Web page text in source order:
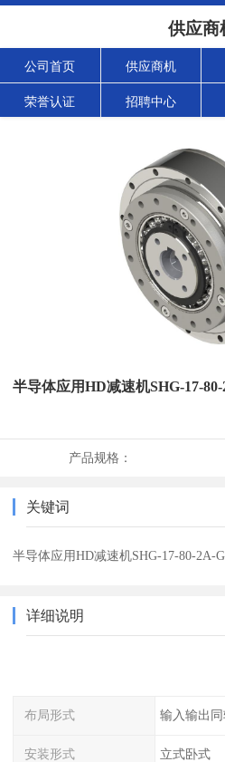
供应商
公司首页 供应商机
荣誉认证 招聘中心
半导体应用HD减速机SHG-17-
产品规格：
关键词
半导体应用HD减速机SHG-17-80-2A-
详细说明
布局形式 输入输出同
安装形式 立式卧式